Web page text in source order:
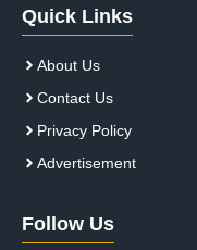
Quick Links
About Us
Contact Us
Privacy Policy
Advertisement
Follow Us